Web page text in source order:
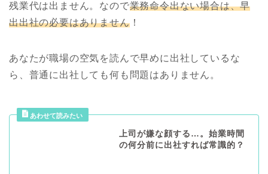
残業代は出ません。なので業務命令出ない場合は、早
出出社の必要はありません！
あなたが職場の空気を読んで早めに出社しているな
ら、普通に出社しても何も問題はありません。
上司が嫌な顔する…。始業時間
の何分前に出社すれば常識的？